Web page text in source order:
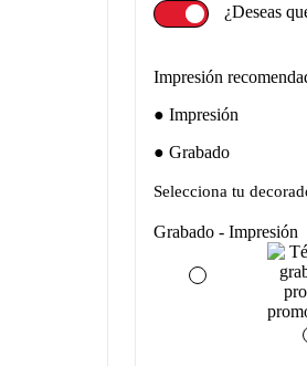
¿Deseas
Impresión
Impresión
Grabado
Selecciona tu
Grabado - Impresión